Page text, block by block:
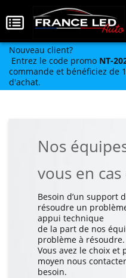
Nouveau client?
Entrez le code promo NT-
commande et bénéficiez de
d'achat.
Nos
vous en
Besoin d’un support
résoudre un
appui technique
de la part de nos
problème à résoudre.
Vous avez le choix et
moyen nous
besoin.